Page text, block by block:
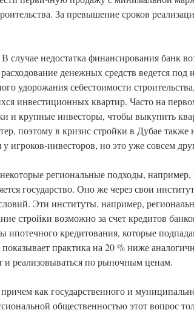
За превышение сроков
недостатка финансирования банк
денежных средств ведется под
удорожания себестоимости
инвестиционных квартир. Часто на
и крупные инвесторы, чтобы выкупить
поэтому в кризис стройки в Дубае также
игроков-инвесторов, но это уже совсем
региональные подходы,
государство. Оно же через свои
Эти институты, например,
стройки возможно за счет кредитов
кредитования, которые
практика на 20 % ниже
и реализовываться по рыночным ценам.
как государственного и
общественностью этот вопрос